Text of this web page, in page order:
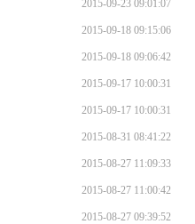
2015-09-23 09:01:07
2015-09-18 09:15:06
2015-09-18 09:06:42
2015-09-17 10:00:31
2015-09-17 10:00:31
2015-08-31 08:41:22
2015-08-27 11:09:33
2015-08-27 11:00:42
2015-08-27 09:39:52